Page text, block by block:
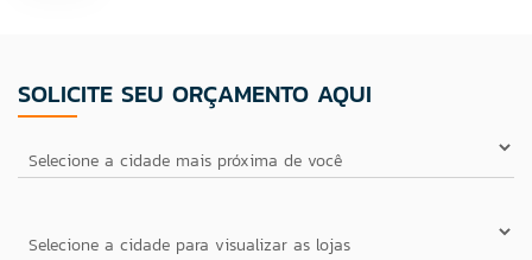
SOLICITE SEU ORÇAMENTO AQUI